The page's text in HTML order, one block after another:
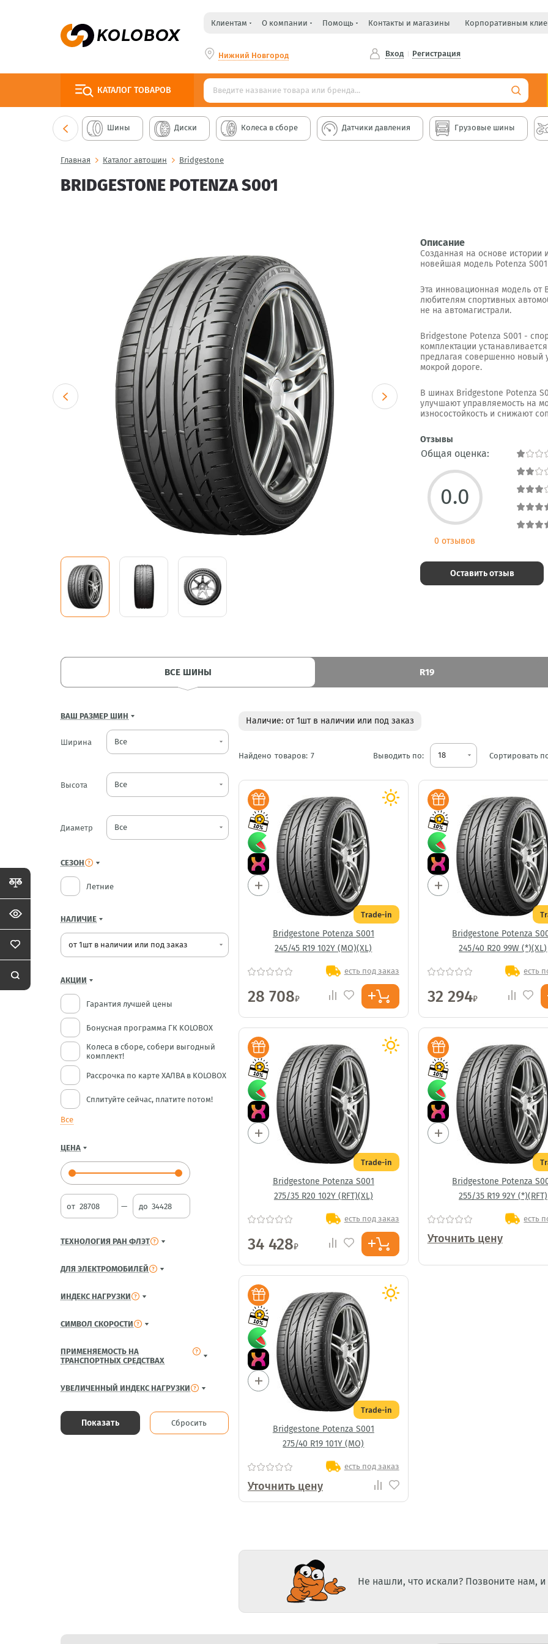
Клиентам О компании Помощь Контакты и магазины Корпоративным
Нижний Новгород Вход Регистрация
КАТАЛОГ ТОВАРОВ
Шины Диски Колеса в сборе Датчики давления Грузовые шины
Главная Каталог автошин Bridgestone
BRIDGESTONE POTENZA S001
Описание
Созданная на основе истории
новейшая модель Potenza
Эта инновационная модель от
любителям спортивных
не на автомагистрали.
Bridgestone Potenza S001 -
комплектации
предлагая совершенно новый
мокрой дороге.
В шинах Bridgestone Potenza
улучшают управляемость на
износостойкость и снижают
Отзывы
Общая оценка:
0.0
0 отзывов
Оставить отзыв
ВСЕ ШИНЫ R19
ВАШ РАЗМЕР ШИН
Ширина arrow_drop_down
Высота arrow_drop_down
Диаметр arrow_drop_down
СЕЗОН
Летние
НАЛИЧИЕ
от 1шт в наличии или под заказ arrow_drop_down
АКЦИИ
Гарантия лучшей цены
Бонусная программа ГК KOLOBOX
Колеса в сборе, собери выгодный
комплект!
Рассрочка по карте ХАЛВА в KOLOBOX
Сплитуйте сейчас, платите потом!
Все
ЦЕНА
от до
ТЕХНОЛОГИЯ РАН ФЛЭТ
ДЛЯ ЭЛЕКТРОМОБИЛЕЙ
ИНДЕКС НАГРУЗКИ
СИМВОЛ СКОРОСТИ
ПРИМЕНЯЕМОСТЬ НА
ТРАНСПОРТНЫХ СРЕДСТВАХ
УВЕЛИЧЕННЫЙ ИНДЕКС НАГРУЗКИ
Показать Сбросить
Наличие: от 1шт в наличии или под заказ
Найдено товаров: 7 Выводить по: 18 arrow_drop_down Сортировать
Trade-in
Bridgestone Potenza S001
245/45 R19 102Y (MO)(XL)
есть под заказ
28 708₽
Bridgestone Potenza
245/40 R20 99W (*)(XL)
есть
32 294₽
Trade-in
Bridgestone Potenza S001
275/35 R20 102Y (RFT)(XL)
есть под заказ
34 428₽
Bridgestone Potenza
255/35 R19 92Y (*)(RFT)
есть
Уточнить цену
Trade-in
Bridgestone Potenza S001
275/40 R19 101Y (MO)
есть под заказ
Уточнить цену
Не нашли, что искали? Позвоните нам,